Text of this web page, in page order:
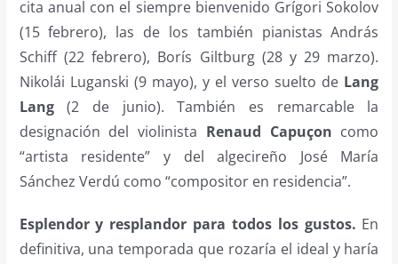
cita anual con el siempre bienvenido Grígori Sokolov
(15 febrero), las de los también pianistas András
Schiff (22 febrero), Borís Giltburg (28 y 29 marzo).
Nikolái Luganski (9 mayo), y el verso suelto de Lang
Lang(2 de junio). También es remarcable la
designación del violinista Renaud Capuçon como
“artista residente” y del algecireño José María
Sánchez Verdú como “compositor en residencia”.
Esplendor y resplandor para todos los gustos. En
definitiva, una temporada que rozaría el ideal y haría